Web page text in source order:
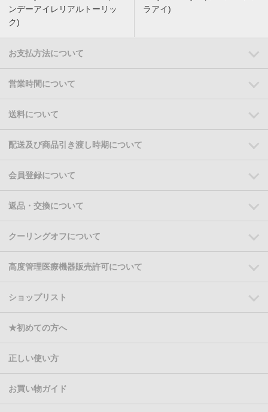
ンデーアイレリアルトーリッ
ク)
ラアイ)
お支払方法について
営業時間について
送料について
配送及び商品引き渡し時期について
会員登録について
返品・交換について
クーリングオフについて
高度管理医療機器販売許可について
ショップリスト
★初めての方へ
正しい使い方
お買い物ガイド